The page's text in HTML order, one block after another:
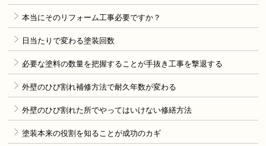
本当にそのリフォーム工事必要ですか？
日当たりで変わる塗装回数
必要な塗料の数量を把握することが手抜き工事を撃退する
外壁のひび割れ補修方法で耐久年数が変わる
外壁のひび割れた所でやってはいけない修繕方法
塗装本来の役割を知ることが成功のカギ